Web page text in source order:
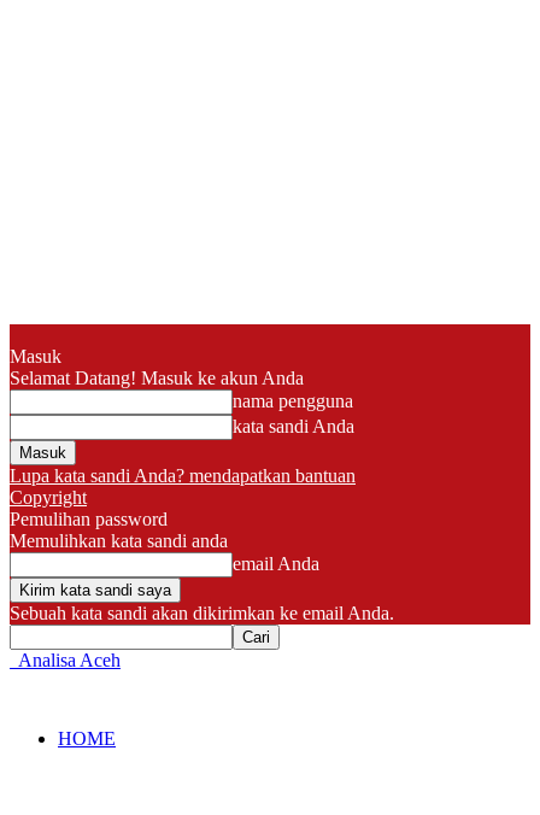
Masuk
Selamat Datang! Masuk ke akun Anda
nama pengguna
kata sandi Anda
Lupa kata sandi Anda? mendapatkan bantuan
Copyright
Pemulihan password
Memulihkan kata sandi anda
email Anda
Sebuah kata sandi akan dikirimkan ke email Anda.
Analisa Aceh
HOME